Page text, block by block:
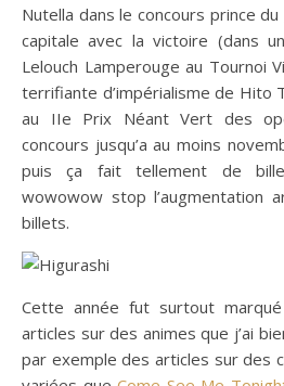
Nutella dans le concours prince
capitale avec la victoire (dans
Lelouch Lamperouge au Tournoi
terrifiante d’impérialisme de Hito
au IIe Prix Néant Vert des
concours jusqu’a au moins
puis ça fait tellement de
wowowow stop l’augmentation
billets.
Cette année fut surtout
articles sur des animes que j’ai
par exemple des articles sur des